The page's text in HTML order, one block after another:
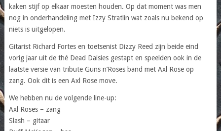
kaken stijf op elkaar moesten houden. Op dat moment was men
nog in onderhandeling met Izzy Stratlin wat zoals nu bekend op
niets is uitgelopen.
Gitarist Richard Fortes en toetsenist Dizzy Reed zijn beide eind
vorig jaar uit de thé Dead Daisies gestapt en speelden ook in de
laatste versie van tribute Guns n’Roses band met Axl Rose op
zang. Ook dit is een Axl Rose move.
We hebben nu de volgende line-up:
Axl Roses – zang
Slash – gitaar